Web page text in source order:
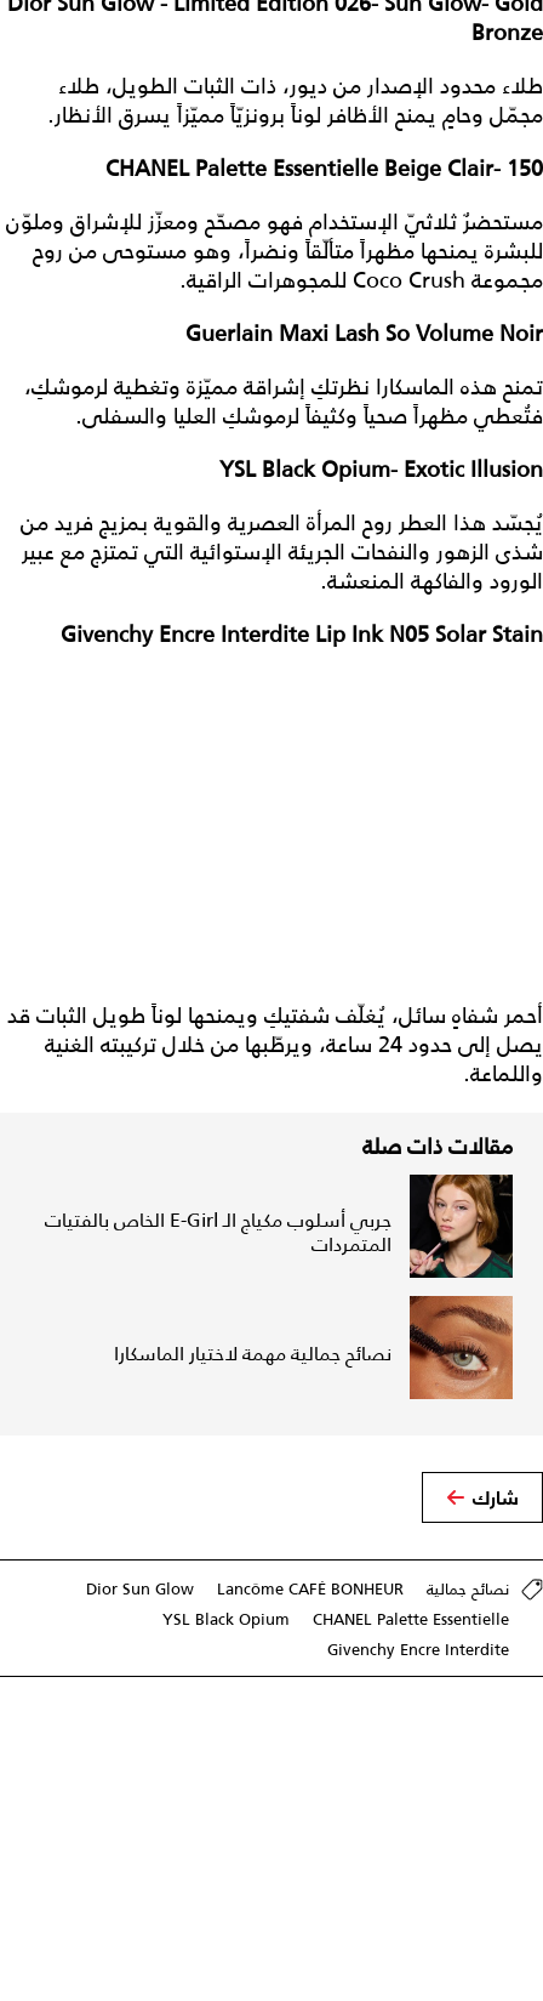
Bronze
طلاء محدود الإصدار من ديور، ذات الثبات الطويل، طلاء
مجمّل وحامٍ يمنح الأظافر لوناً برونزيّاً مميّزاً يسرق الأنظار.
CHANEL Palette Essentielle Beige Clair- 150
مستحضرٌ ثلاثيّ الإستخدام فهو مصحّح ومعزّز للإشراق وملوّن
للبشرة يمنحها مظهراً متألّقاً ونضراً، وهو مستوحى من روح
مجموعة Coco Crush للمجوهرات الراقية.
Guerlain Maxi Lash So Volume Noir
تمنح هذه الماسكارا نظرتكِ إشراقة مميّزة وتغطية لرموشكِ،
فتُعطي مظهراً صحياً وكثيفاً لرموشكِ العليا والسفلى.
YSL Black Opium- Exotic Illusion
يُجسّد هذا العطر روح المرأة العصرية والقوية بمزيج فريد من
شذى الزهور والنفحات الجريئة الإستوائية التي تمتزج مع عبير
الورود والفاكهة المنعشة.
Givenchy Encre Interdite Lip Ink N05 Solar Stain
أحمر شفاهٍ سائل، يُغلّف شفتيكِ ويمنحها لوناً طويل الثبات قد
يصل إلى حدود 24 ساعة، ويرطّبها من خلال تركيبته الغنية
واللماعة.
مقالات ذات صلة
جربي أسلوب مكياج الـ E-Girl الخاص بالفتيات
المتمردات
نصائح جمالية مهمة لاختيار الماسكارا
شارك
نصائح جمالية Lancôme CAFÉ BONHEUR
Dior Sun Glow
CHANEL Palette Essentielle
YSL Black Opium
Givenchy Encre Interdite